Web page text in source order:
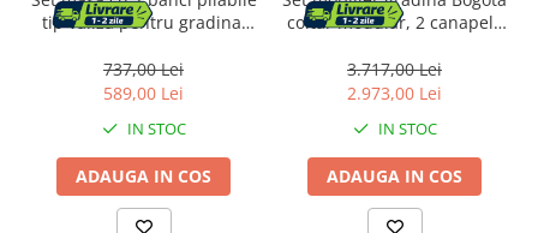
tip valiza pentru gradina,
180x70x74cm, negru
737,00 Lei
589,00 Lei
IN STOC
ADAUGA IN COS
coltar modular, 2 canapele
reglabila, cadru aluminiu,
160x70x79 cm, gri
3.717,00 Lei
2.973,00 Lei
IN STOC
ADAUGA IN COS